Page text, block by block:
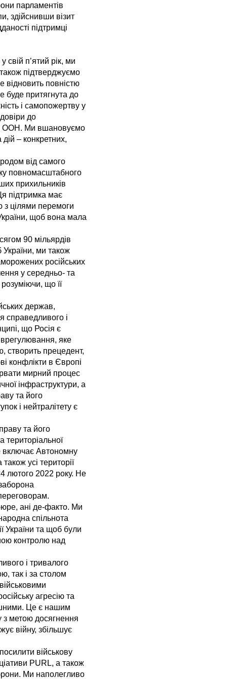
парламентів
здійснивши візит
підтримці
свій п’ятий рік, ми
підтверджуємо
відновить повністю
буде притягнута до
і самопожертву у
до
ООН. Ми вшановуємо
– конкретних,
від самого
повномасштабного
прихильників
підтримка має
з цілями перемоги
щоб вона мала
90 мільярдів
України, ми також
російських
у середньо- та
що її
держав,
справедливого і
що Росія є
яке
створить прецедент,
конфлікти в Європі
мирний процес
інфраструктури, а
та його
і нейтралітету є
та його
територіальної
включає Автономну
усі території
лютого 2022 року. Не
юре, ані де-факто. Ми
спільнота
України та щоб були
контролю над
і тривалого
так і за столом
агресію та
Це є нашим
з метою досягнення
війну, збільшує
військову
PURL, а також
Ми наполегливо